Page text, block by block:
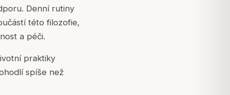
Denní rutiny
této filozofie,
a péči.
praktiky
spíše než